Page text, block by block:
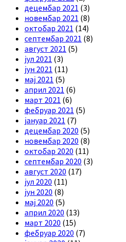
децембар 2021 (3)
новембар 2021 (8)
октобар 2021 (14)
септембар 2021 (8)
август 2021 (5)
јул 2021 (3)
јун 2021 (11)
мај 2021 (5)
април 2021 (6)
март 2021 (6)
фебруар 2021 (5)
јануар 2021 (7)
децембар 2020 (5)
новембар 2020 (8)
октобар 2020 (11)
септембар 2020 (3)
август 2020 (17)
јул 2020 (11)
јун 2020 (8)
мај 2020 (5)
април 2020 (13)
март 2020 (15)
фебруар 2020 (7)